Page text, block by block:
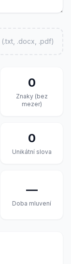
(.txt, .docx, .pdf)
0
Znaky (bez
mezer)
0
Unikátní slova
—
Doba mluvení